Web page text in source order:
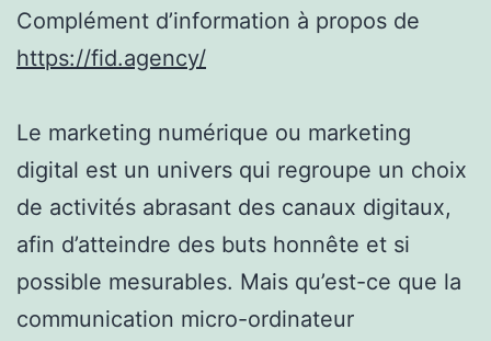
Complément d’information à propos de
https://fid.agency/
Le marketing numérique ou marketing
digital est un univers qui regroupe un choix
de activités abrasant des canaux digitaux,
afin d’atteindre des buts honnête et si
possible mesurables. Mais qu’est-ce que la
communication micro-ordinateur